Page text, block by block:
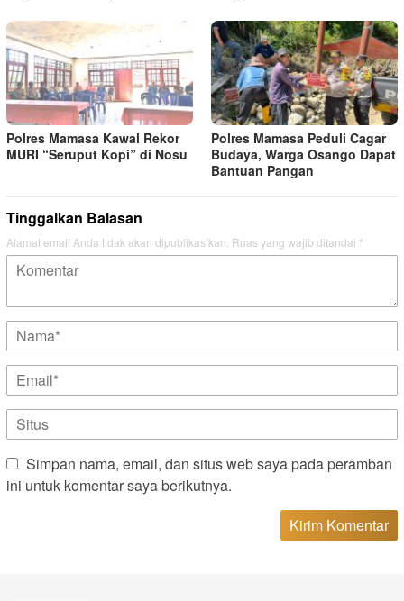
Polres Mamasa Kawal Rekor
MURI “Seruput Kopi” di Nosu
Polres Mamasa Peduli Cagar
Budaya, Warga Osango Dapat
Bantuan Pangan
Tinggalkan Balasan
Alamat email Anda tidak akan dipublikasikan. Ruas yang wajib ditandai *
Simpan nama, email, dan situs web saya pada peramban
ini untuk komentar saya berikutnya.